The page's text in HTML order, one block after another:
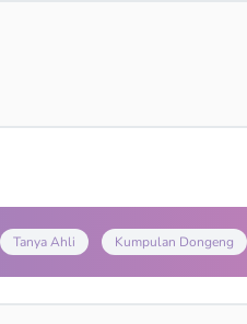
Tanya Ahli Kumpulan Dongeng